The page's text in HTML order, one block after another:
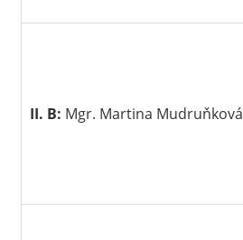
II. B: Mgr. Martina Mudruňková